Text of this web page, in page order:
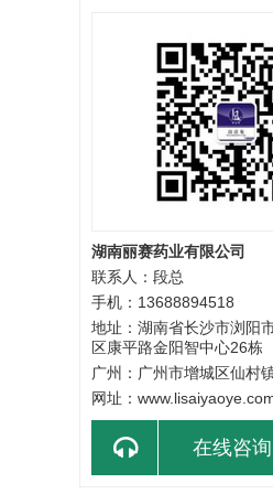
湖南丽赛药业有限公司
联系人：段总
手机：13688894518
地址：湖南省长沙市浏阳
区康平路金阳智中心26栋
广州：广州市增城区仙村
网址：
在线咨询